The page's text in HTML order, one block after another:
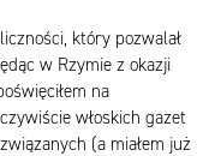
który pozwalał
w Rzymie z okazji
na
włoskich gazet
(a miałem już